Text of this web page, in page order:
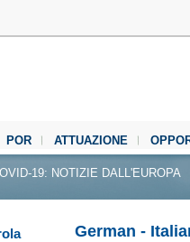
POR ATTUAZIONE
19: NOTIZIE DALL'EUROPA
German -